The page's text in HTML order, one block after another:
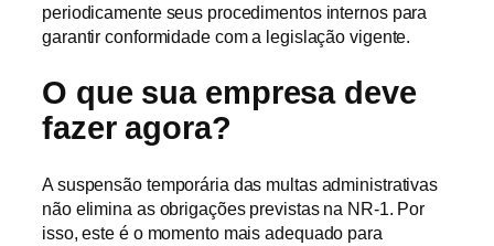
periodicamente seus procedimentos internos para
garantir conformidade com a legislação vigente.
O que sua empresa deve
fazer agora?
A suspensão temporária das multas administrativas
não elimina as obrigações previstas na NR-1. Por
isso, este é o momento mais adequado para